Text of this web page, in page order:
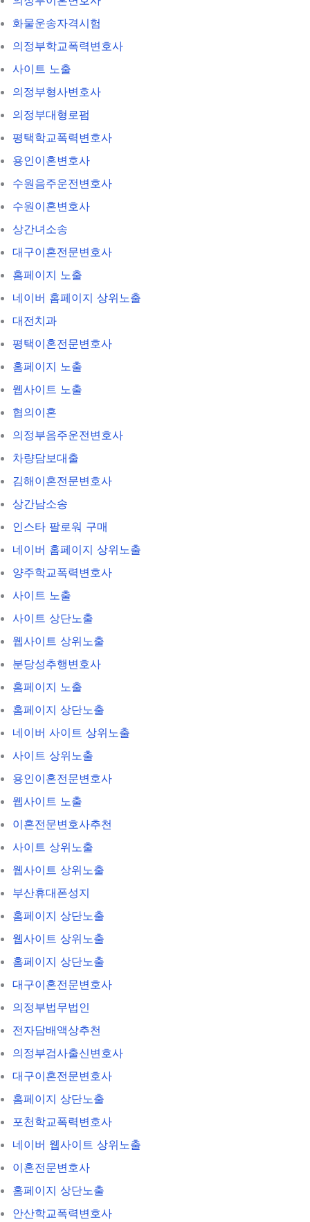
화물운송자격시험
의정부학교폭력변호사
사이트 노출
의정부형사변호사
의정부대형로펌
평택학교폭력변호사
용인이혼변호사
수원음주운전변호사
수원이혼변호사
상간녀소송
대구이혼전문변호사
홈페이지 노출
네이버 홈페이지 상위노출
대전치과
평택이혼전문변호사
홈페이지 노출
웹사이트 노출
협의이혼
의정부음주운전변호사
차량담보대출
김해이혼전문변호사
상간남소송
인스타 팔로워 구매
네이버 홈페이지 상위노출
양주학교폭력변호사
사이트 노출
사이트 상단노출
웹사이트 상위노출
분당성추행변호사
홈페이지 노출
홈페이지 상단노출
네이버 사이트 상위노출
사이트 상위노출
용인이혼전문변호사
웹사이트 노출
이혼전문변호사추천
사이트 상위노출
웹사이트 상위노출
부산휴대폰성지
홈페이지 상단노출
웹사이트 상위노출
홈페이지 상단노출
대구이혼전문변호사
의정부법무법인
전자담배액상추천
의정부검사출신변호사
대구이혼전문변호사
홈페이지 상단노출
포천학교폭력변호사
네이버 웹사이트 상위노출
이혼전문변호사
홈페이지 상단노출
안산학교폭력변호사